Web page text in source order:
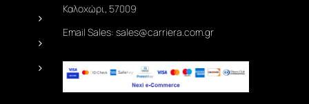
Καλοχώρι, 57009
Email Sales: sales@carriera.com.gr